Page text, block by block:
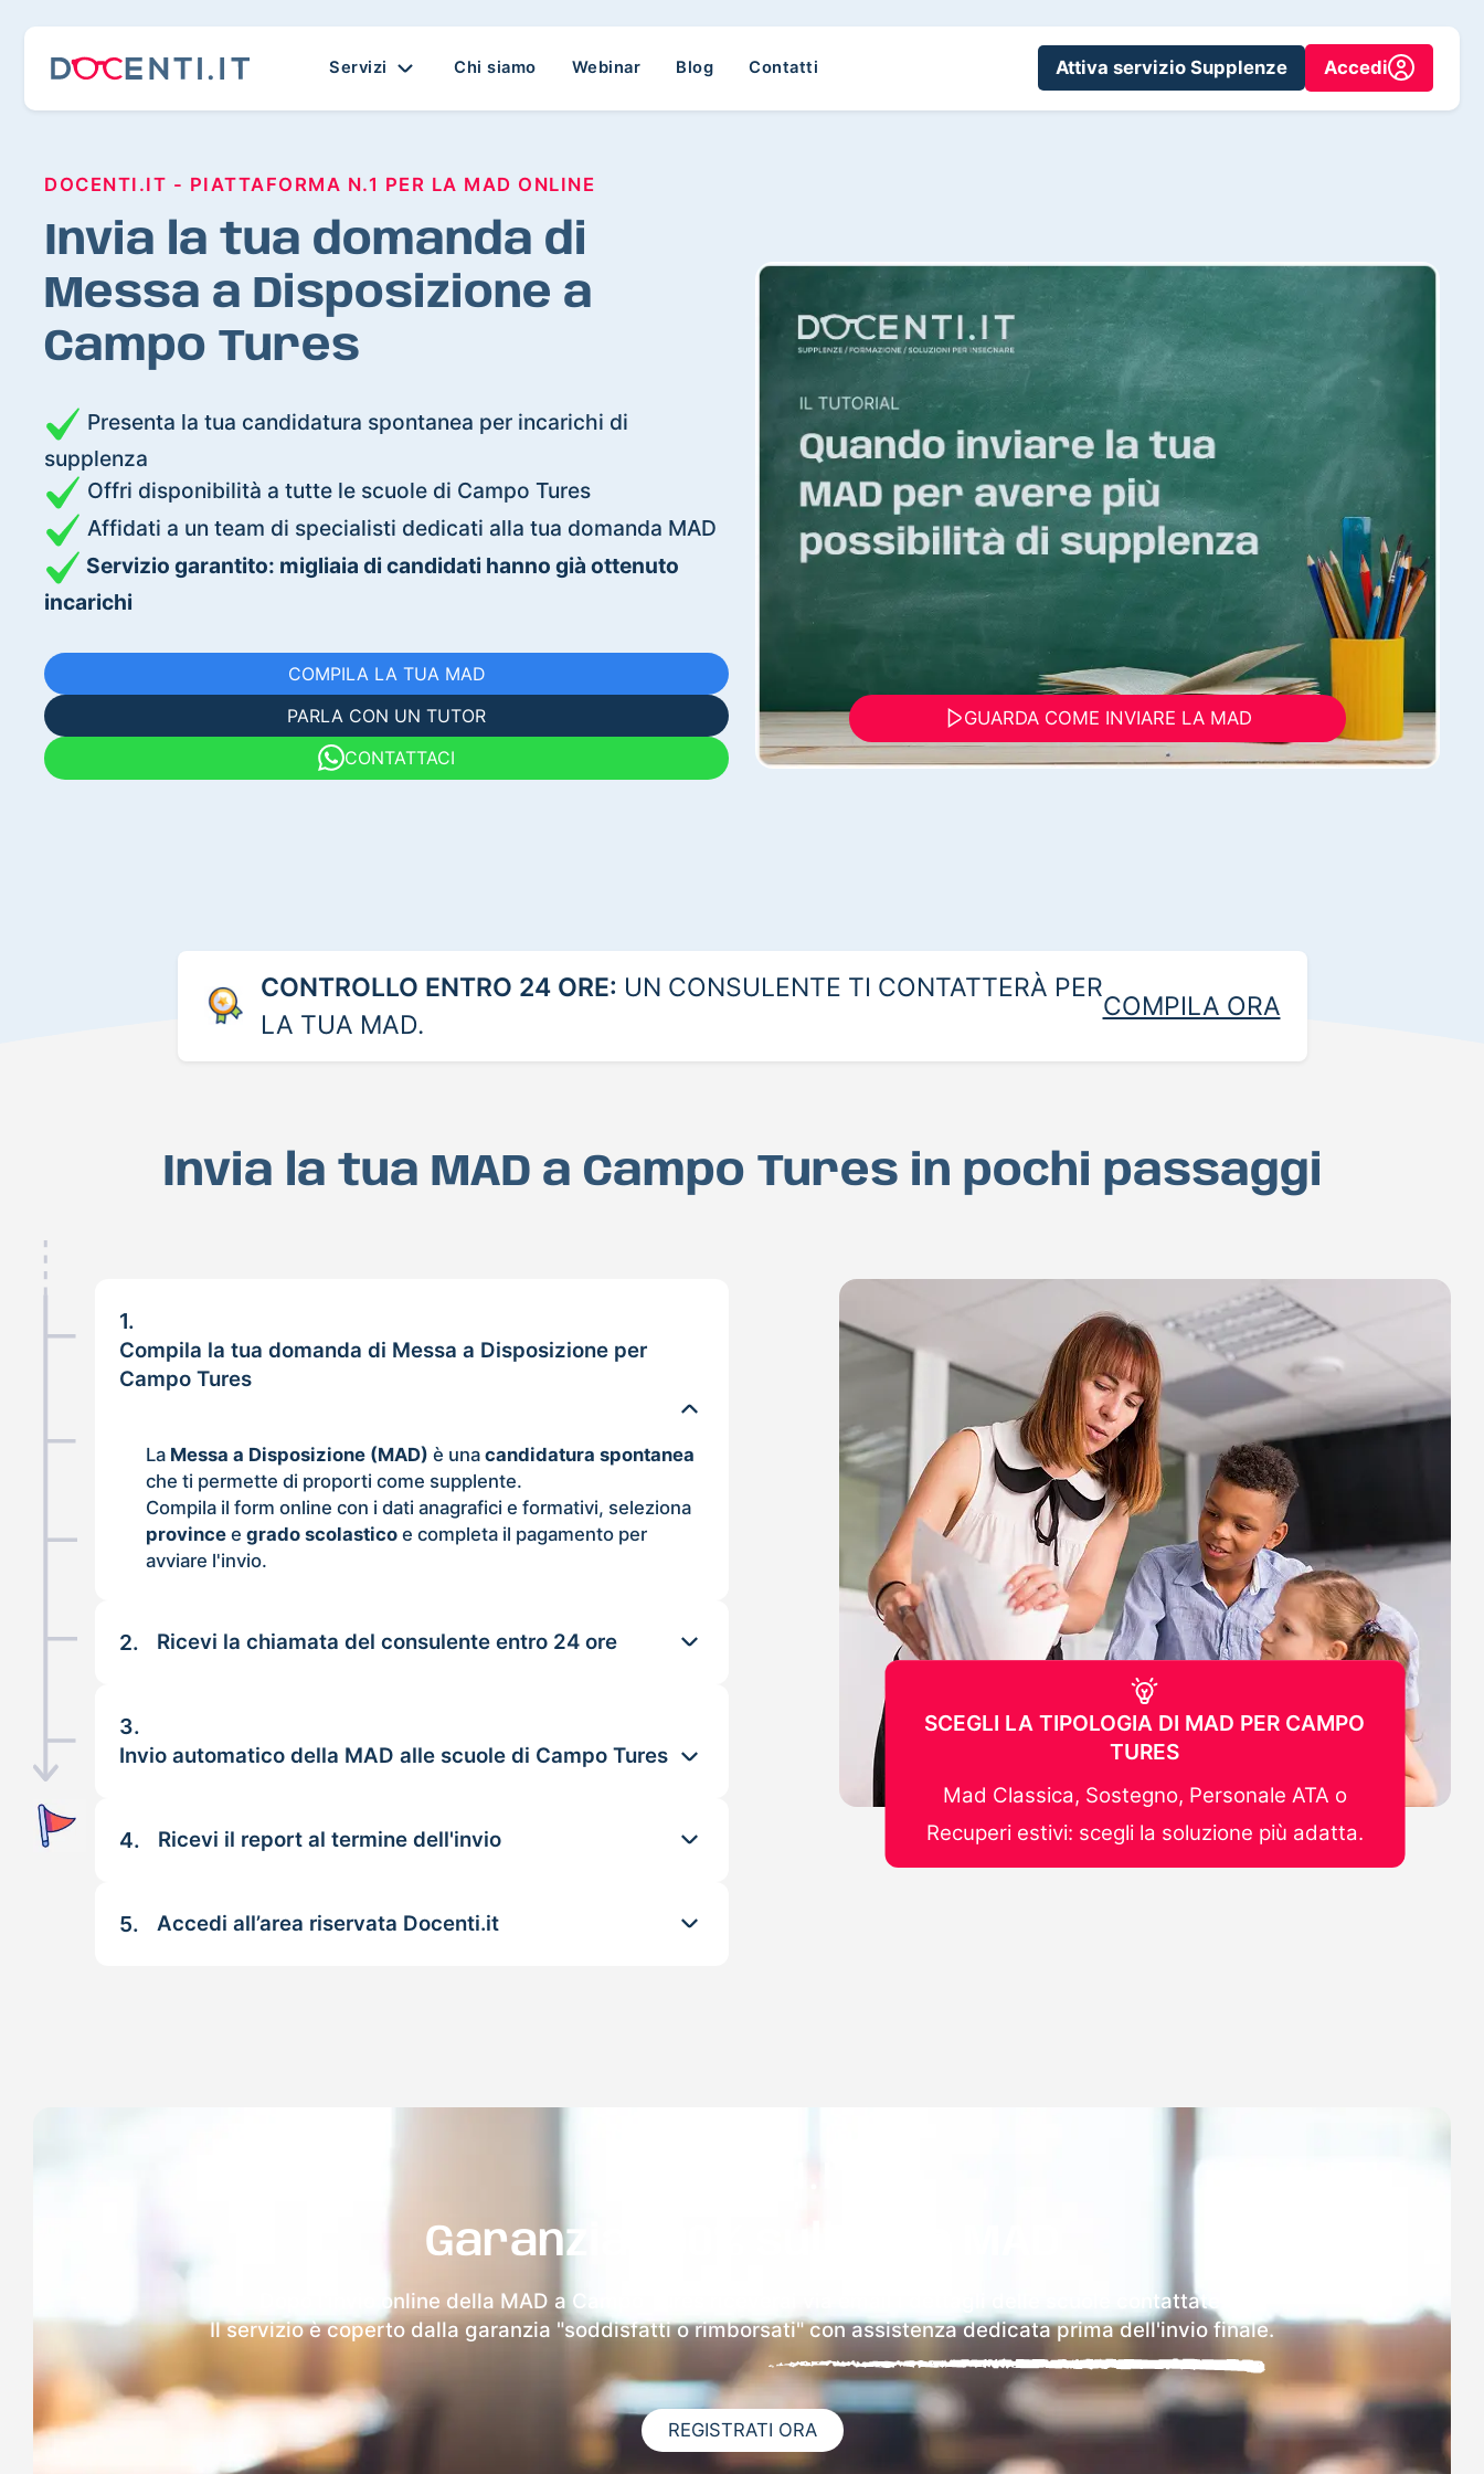
Servizi Chi siamo Webinar Blog Contatti Attiva servizio Supplenze Accedi
DOCENTI.IT - PIATTAFORMA N.1 PER LA MAD ONLINE
Invia la tua domanda di
Messa a Disposizione a
Campo Tures
Presenta la tua candidatura spontanea per incarichi di
supplenza
Offri disponibilità a tutte le scuole di Campo Tures
Affidati a un team di specialisti dedicati alla tua domanda MAD
Servizio garantito: migliaia di candidati hanno già ottenuto
incarichi
COMPILA LA TUA MAD
PARLA CON UN TUTOR
CONTATTACI
GUARDA COME INVIARE LA MAD
CONTROLLO ENTRO 24 ORE: UN CONSULENTE TI CONTATTERÀ PER
LA TUA MAD.
COMPILA ORA
Invia la tua MAD a Campo Tures in pochi passaggi
1.
Compila la tua domanda di Messa a Disposizione per
Campo Tures
La Messa a Disposizione (MAD) è unacandidatura spontanea
che ti permette di proporti come supplente.
Compila il form online con i dati anagrafici e formativi, seleziona
province egrado scolastico e completa il pagamento per
avviare l'invio.
2. Ricevi la chiamata del consulente entro 24 ore
3.
Invio automatico della MAD alle scuole di Campo Tures
4. Ricevi il report al termine dell'invio
5. Accedi all’area riservata Docenti.it
SCEGLI LA TIPOLOGIA DI MAD PER CAMPO
TURES
Mad Classica, Sostegno, Personale ATA o
Recuperi estivi: scegli la soluzione più adatta.
Garanzia 100% sulla tua MAD
Dopo l'invio online della MAD a Campo Tures riceverai via email i dettagli delle scuole contattate.
Il servizio è coperto dalla garanzia "soddisfatti o rimborsati" con assistenza dedicata prima dell'invio finale.
REGISTRATI ORA